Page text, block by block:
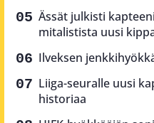
Ässät julkisti
mitalistista uusi
Ilveksen
Liiga-seuralle uusi
historiaa